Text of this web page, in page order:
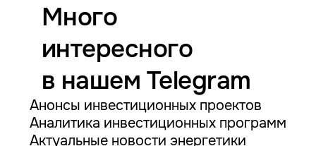
Много
интересного
в нашем Telegram
Анонсы инвестиционных проектов
Аналитика инвестиционных программ
Актуальные новости энергетики